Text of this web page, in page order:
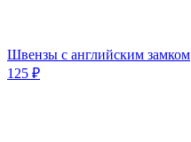
Швензы с английским замком
125 ₽